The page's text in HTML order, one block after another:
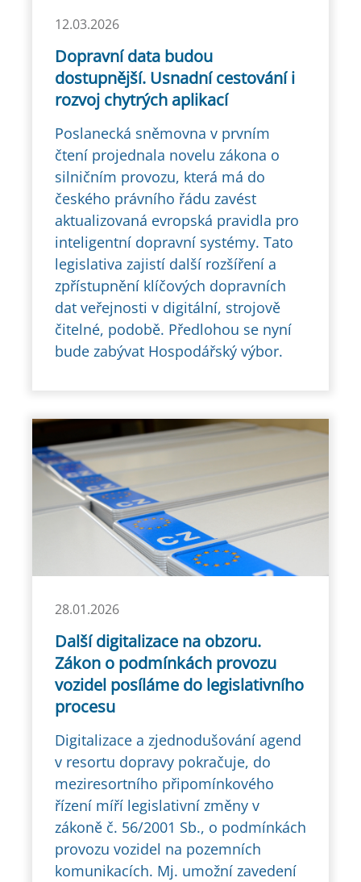
12.03.2026
Dopravní data budou
dostupnější. Usnadní cestování i
rozvoj chytrých aplikací
Poslanecká sněmovna v prvním
čtení projednala novelu zákona o
silničním provozu, která má do
českého právního řádu zavést
aktualizovaná evropská pravidla pro
inteligentní dopravní systémy. Tato
legislativa zajistí další rozšíření a
zpřístupnění klíčových dopravních
dat veřejnosti v digitální, strojově
čitelné, podobě. Předlohou se nyní
bude zabývat Hospodářský výbor.
28.01.2026
Další digitalizace na obzoru.
Zákon o podmínkách provozu
vozidel posíláme do legislativního
procesu
Digitalizace a zjednodušování agend
v resortu dopravy pokračuje, do
meziresortního připomínkového
řízení míří legislativní změny v
zákoně č. 56/2001 Sb., o podmínkách
provozu vozidel na pozemních
komunikacích. Mj. umožní zavedení